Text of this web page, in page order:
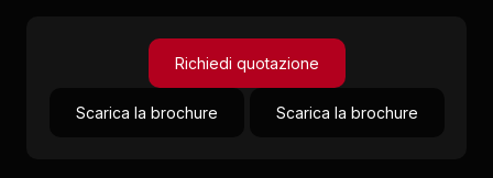
Richiedi quotazione
Scarica la brochure Scarica la brochure